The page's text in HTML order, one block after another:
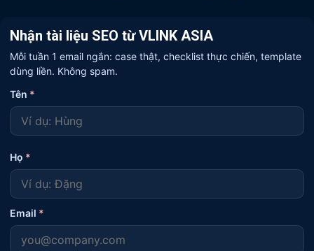
Nhận tài liệu SEO từ VLINK ASIA
Mỗi tuần 1 email ngắn: case thật, checklist thực chiến, template
dùng liền. Không spam.
Tên *
Họ *
Email *